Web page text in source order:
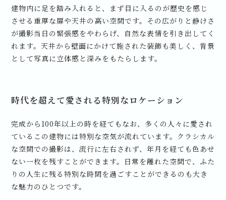
建物内に足を踏み入れると、まず目に入るのが歴史を感じ
させる重厚な扉や天井の高い空間です。その広がりと静けさ
が撮影当日の緊張感をやわらげ、自然な表情を引き出してく
れます。天井から壁面にかけて施された装飾も美しく、背景
として写真に立体感と深みをもたらします。
時代を超えて愛される特別なロケーション
完成から100年以上の時を経てもなお、多くの人々に愛され
ているこの建物には特別な空気が流れています。クラシカル
な空間での撮影は、流行に左右されず、年月を経ても色あせ
ない一枚を残すことができます。日常を離れた空間で、ふた
りの人生に残る特別な時間を過ごすことができるのも大き
な魅力のひとつです。